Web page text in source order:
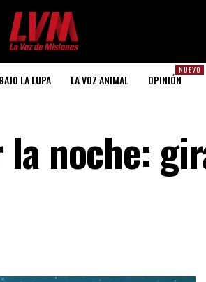
BAJO LA LUPA LA VOZ ANIMAL
NUEVO
OPINIÓN
noche: